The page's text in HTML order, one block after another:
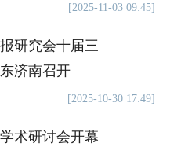
[2025-11-03 09:45]
研究会十届三
济南召开
[2025-10-30 17:49]
术研讨会开幕